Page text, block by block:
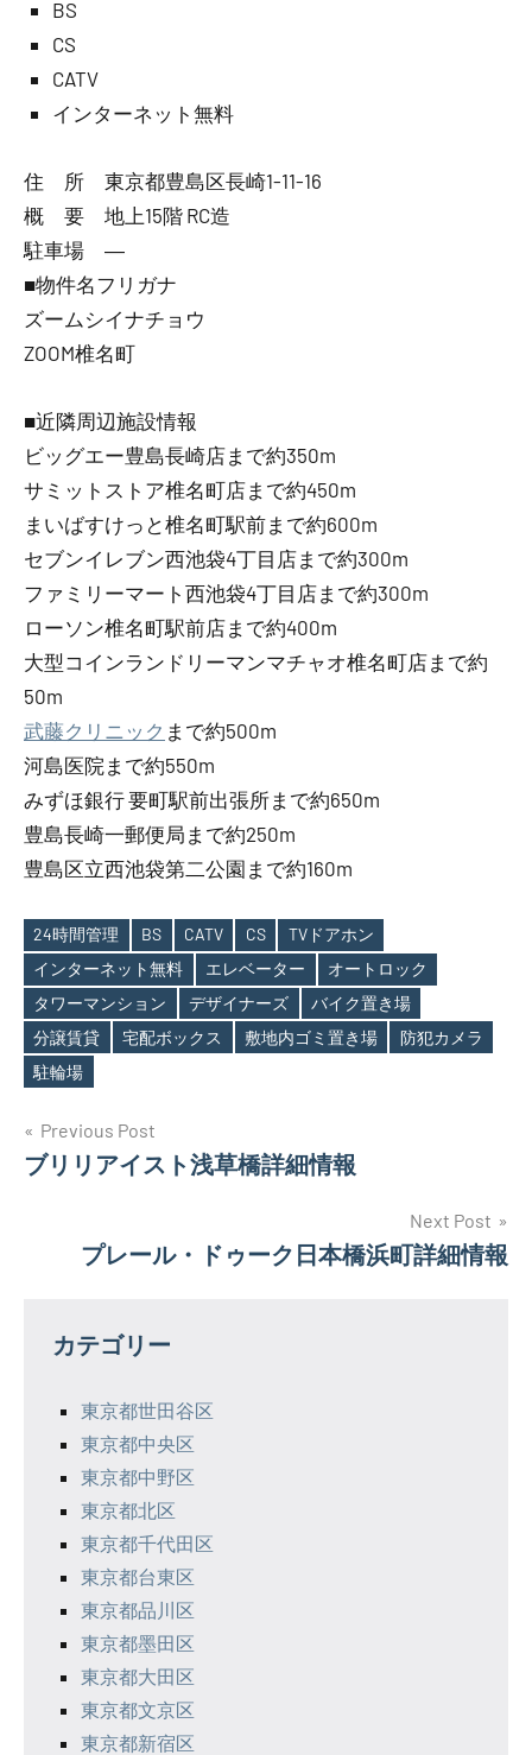
BS
CS
CATV
インターネット無料
住 所 東京都豊島区長崎1-11-16
概 要 地上15階 RC造
駐車場 ―
■物件名フリガナ
ズームシイナチョウ
ZOOM椎名町
■近隣周辺施設情報
ビッグエー豊島長崎店まで約350m
サミットストア椎名町店まで約450m
まいばすけっと椎名町駅前まで約600m
セブンイレブン西池袋4丁目店まで約300m
ファミリーマート西池袋4丁目店まで約300m
ローソン椎名町駅前店まで約400m
大型コインランドリーマンマチャオ椎名町店まで約
50m
武藤クリニック まで約500m
河島医院まで約550m
みずほ銀行 要町駅前出張所まで約650m
豊島長崎一郵便局まで約250m
豊島区立西池袋第二公園まで約160m
Tags
24時間管理 BS CATV CS
TVドアホン
インターネット無料
エレベーター
オートロック
タワーマンション
デザイナーズ
バイク置き場
分譲賃貸
宅配ボックス 敷地内ゴミ置き場
防犯カメラ
駐輪場
投
稿
ー
Previous Post
ブリリアイスト浅草橋詳細情報
Next Post
プレール・ドゥーク日本橋浜町詳細情報
カテゴリー
東京都世田谷区
東京都中央区
東京都中野区
東京都北区
東京都千代田区
東京都台東区
東京都品川区
東京都墨田区
東京都大田区
東京都文京区
東京都新宿区